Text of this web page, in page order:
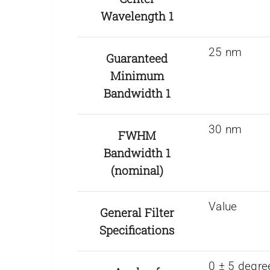
Wavelength 1
Guaranteed
Minimum
Bandwidth 1
25 nm
FWHM
Bandwidth 1
(nominal)
30 nm
General Filter
Specifications
Value
0 ± 5